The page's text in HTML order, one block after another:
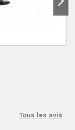
Tous les avis